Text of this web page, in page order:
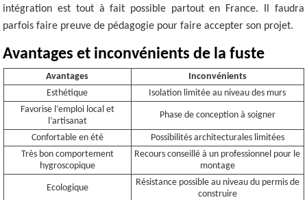
intégration est tout à fait possible partout en France. Il faudra
parfois faire preuve de pédagogie pour faire accepter son projet.
Avantages et inconvénients de la fuste
Avantages
Inconvénients
Esthétique
Isolation limitée au niveau des murs
Favorise l’emploi local et
l’artisanat
Phase de conception à soigner
Confortable en été
Possibilités architecturales limitées
Très bon comportement
hygroscopique
Recours conseillé à un professionnel pour le
montage
Ecologique
Résistance possible au niveau du permis de
construire